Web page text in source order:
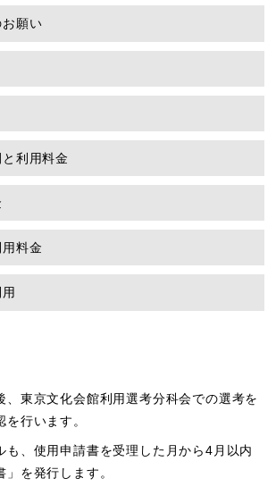
願い
利用料金
料金
、東京文化会館利用選考分科会での選考を
行います。
も、使用申請書を受理した月から4月以内
を発行します。